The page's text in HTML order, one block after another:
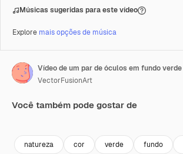
Músicas sugeridas para este vídeo
Explore mais opções de música
VectorFusionArt
Você também pode gostar de
natureza cor verde fundo